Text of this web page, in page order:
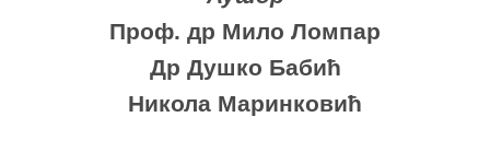
Проф. др Мило Ломпар
Др Душко Бабић
Никола Маринковић